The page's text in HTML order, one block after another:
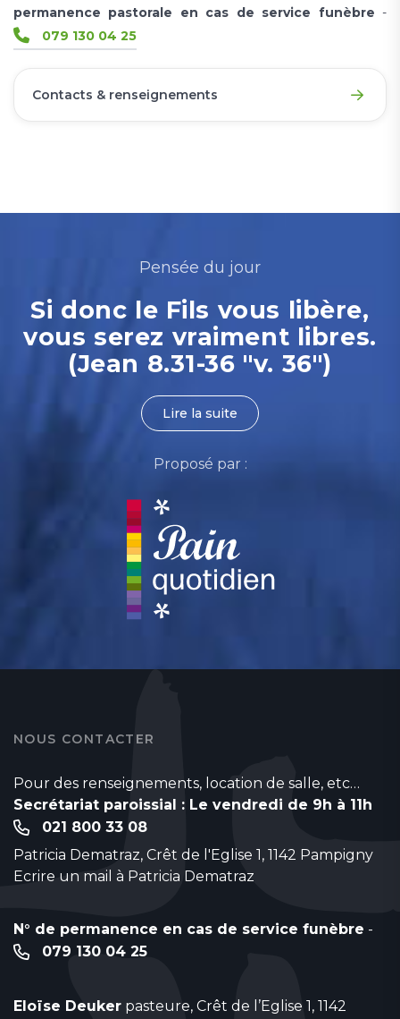
permanence pastorale en cas de service funèbre -
079 130 04 25
Contacts & renseignements
Pensée du jour
Si donc le Fils vous libère,
vous serez vraiment libres.
(Jean 8.31-36 "v. 36")
Lire la suite
Proposé par :
NOUS CONTACTER
Pour des renseignements, location de salle, etc…
Secrétariat paroissial : Le vendredi de 9h à 11h
021 800 33 08
Patricia Dematraz, Crêt de l'Eglise 1, 1142 Pampigny
Ecrire un mail à Patricia Dematraz
N° de permanence en cas de service funèbre -
079 130 04 25
Eloïse Deuker pasteure, Crêt de l’Eglise 1, 1142